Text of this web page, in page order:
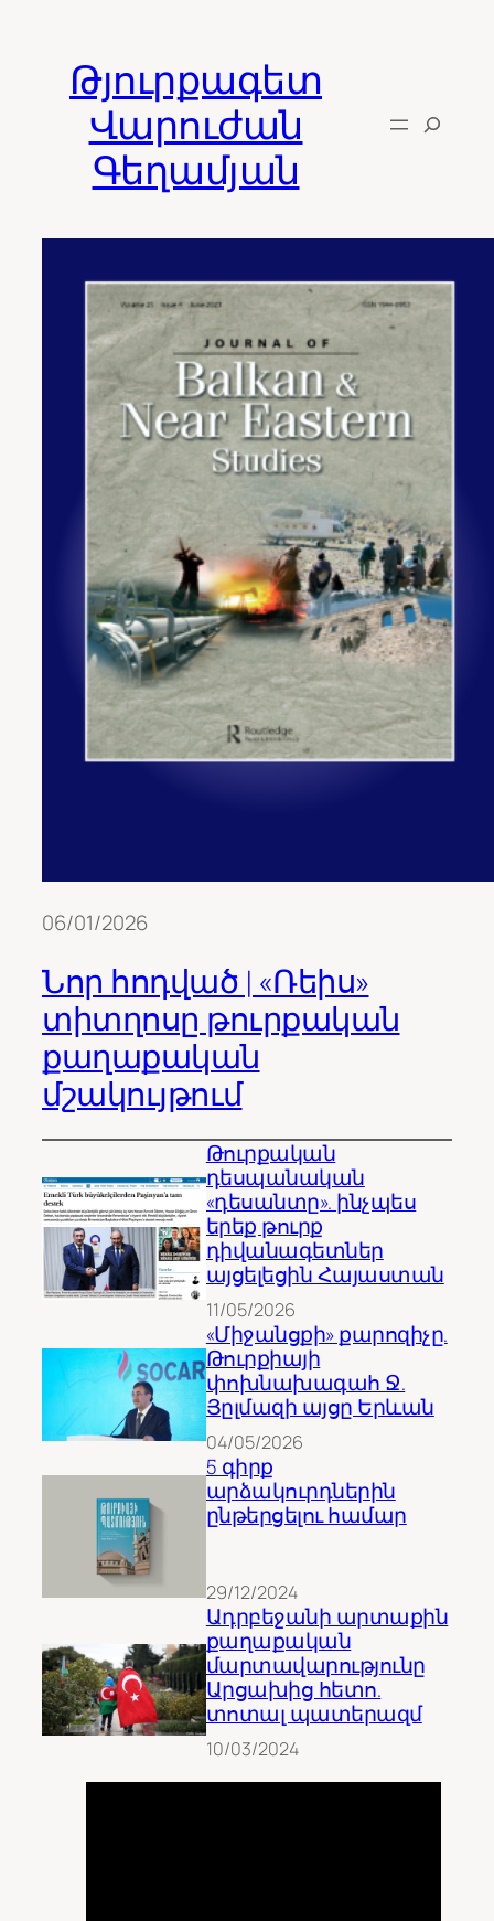
contentԹյուրքագետ
Վարուժան
Գեղամյան
06/01/2026
Նոր հոդված | «Ռեիս»
տիտղոսը թուրքական
քաղաքական
մշակույթում
Թուրքական
դեսպանական
«դեսանտը». ինչպես
երեք թուրք
դիվանագետներ
այցելեցին Հայաստան
11/05/2026
«Միջանցքի» քարոզիչը.
Թուրքիայի
փոխնախագահ Ջ.
Յըլմազի այցը Երևան
04/05/2026
5 գիրք
արձակուրդներին
ընթերցելու համար
29/12/2024
Ադրբեջանի արտաքին
քաղաքական
մարտավարությունը
Արցախից հետո.
տոտալ պատերազմ
10/03/2024